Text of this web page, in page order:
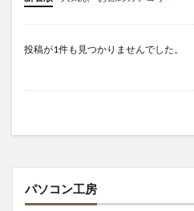
Infomation
投稿が1件も見つかりませんでした。
パソコン工房